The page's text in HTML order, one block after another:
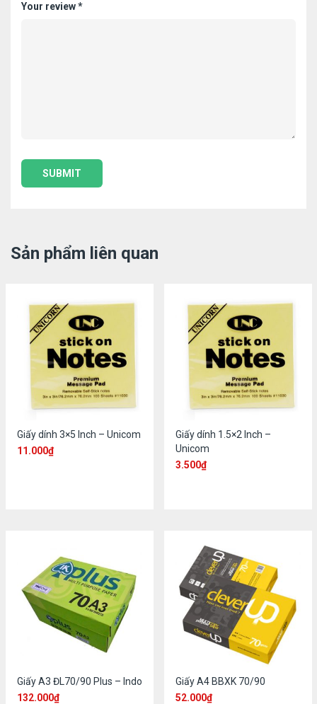
Your review*
Sản phẩm liên quan
Giấy dính 3×5 Inch – Unicom
11.000₫
Giấy dính 1.5×2 Inch –
Unicom
3.500₫
Giấy A3 ĐL70/90 Plus – Indo
132.000₫
Giấy A4 BBXK 70/90
52.000₫